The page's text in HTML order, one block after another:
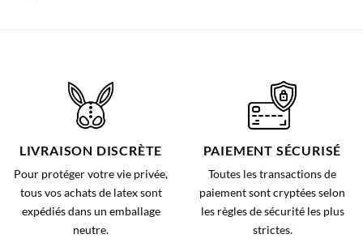
LIVRAISON DISCRÈTE
Pour protéger votre vie privée,
tous vos achats de latex sont
expédiés dans un emballage
neutre.
PAIEMENT SÉCURISÉ
Toutes les transactions de
paiement sont cryptées selon
les règles de sécurité les plus
strictes.